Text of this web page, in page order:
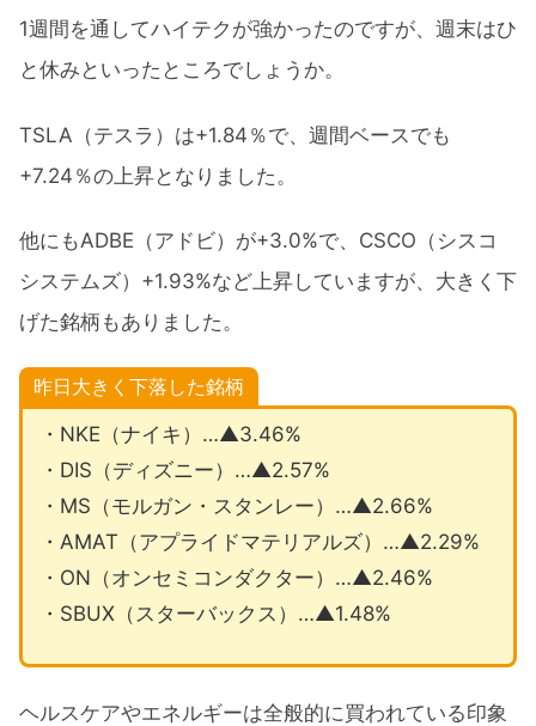
1週間を通してハイテクが強かったのですが、週末はひ
と休みといったところでしょうか。
TSLA（テスラ）は+1.84％で、週間ベースでも
+7.24％の上昇となりました。
他にもADBE（アドビ）が+3.0%で、CSCO（シスコ
システムズ）+1.93%など上昇していますが、大きく下
げた銘柄もありました。
昨日大きく下落した銘柄
・NKE（ナイキ）…▲3.46%
・DIS（ディズニー）…▲2.57%
・MS（モルガン・スタンレー）…▲2.66%
・AMAT（アプライドマテリアルズ）…▲2.29%
・ON（オンセミコンダクター）…▲2.46%
・SBUX（スターバックス）…▲1.48%
ヘルスケアやエネルギーは全般的に買われている印象